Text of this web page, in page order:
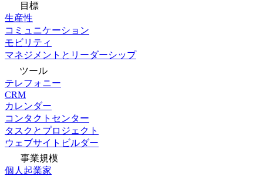
目標
生産性
コミュニケーション
モビリティ
マネジメントとリーダーシップ
ツール
テレフォニー
CRM
カレンダー
コンタクトセンター
タスクとプロジェクト
ウェブサイトビルダー
事業規模
個人起業家